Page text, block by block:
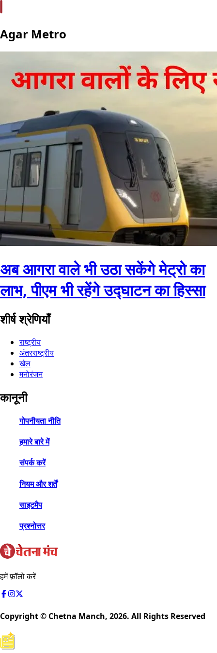
Agar Metro
अब आगरा वाले भी उठा सकेंगे मेट्रो का
लाभ, पीएम भी रहेंगे उद्घाटन का हिस्सा
शीर्ष श्रेणियाँ
राष्ट्रीय
अंतरराष्ट्रीय
खेल
मनोरंजन
कानूनी
गोपनीयता नीति
हमारे बारे में
संपर्क करें
नियम और शर्तें
साइटमैप
प्रश्नोत्तर
हमें फ़ॉलो करें
Copyright © Chetna Manch, 2026. All Rights Reserved